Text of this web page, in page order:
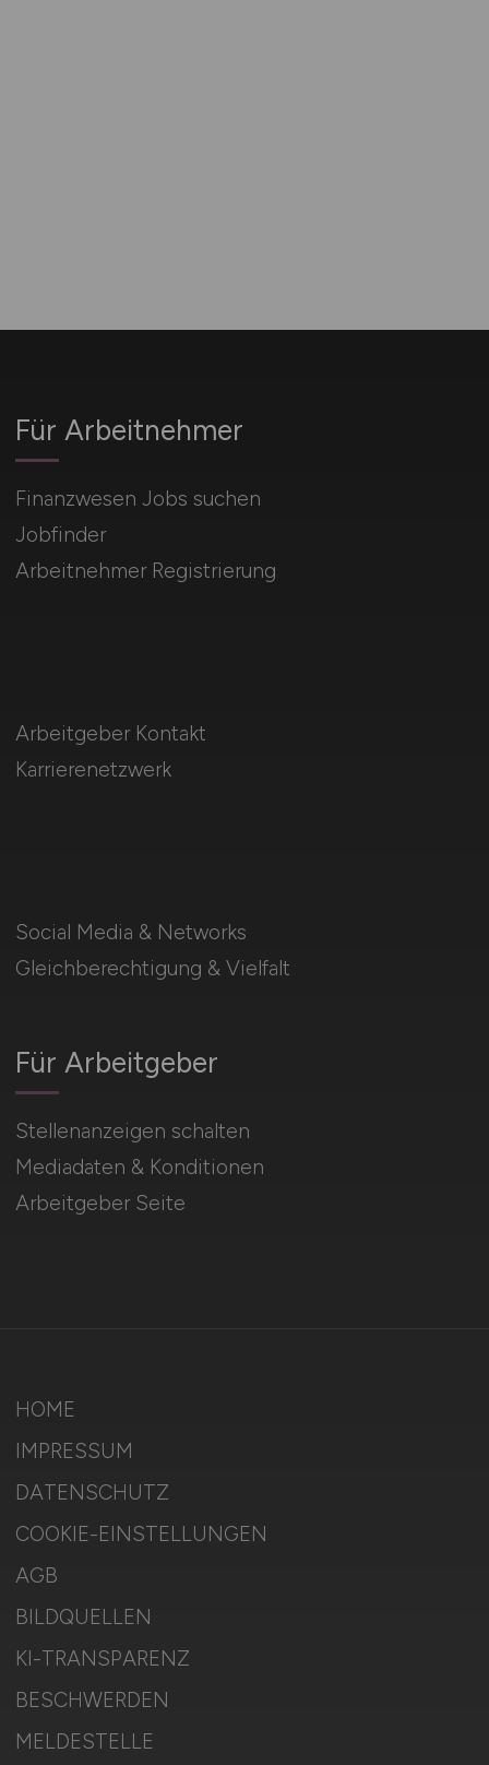
Für Arbeitnehmer
Finanzwesen Jobs suchen
Jobfinder
Arbeitnehmer Registrierung
Social Media & Networks
Gleichberechtigung & Vielfalt
Für Arbeitgeber
Stellenanzeigen schalten
Mediadaten & Konditionen
Arbeitgeber Seite
Arbeitgeber Kontakt
Karrierenetzwerk
HOME
IMPRESSUM
DATENSCHUTZ
COOKIE-EINSTELLUNGEN
AGB
BILDQUELLEN
KI-TRANSPARENZ
BESCHWERDEN
MELDESTELLE